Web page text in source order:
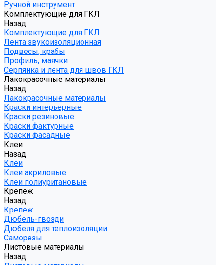
Ручной инструмент
Комплектующие для ГКЛ
Назад
Комплектующие для ГКЛ
Лента звукоизоляционная
Подвесы, крабы
Профиль, маячки
Серпянка и лента для швов ГКЛ
Лакокрасочные материалы
Назад
Лакокрасочные материалы
Краски интерьерные
Краски резиновые
Краски фактурные
Краски фасадные
Клеи
Назад
Клеи
Клеи акриловые
Клеи полиуритановые
Крепеж
Назад
Крепеж
Дюбель-гвозди
Дюбеля для теплоизоляции
Саморезы
Листовые материалы
Назад